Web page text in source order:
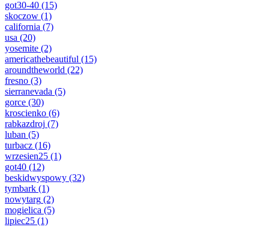
got30-40 (15)
skoczow (1)
california (7)
usa (20)
yosemite (2)
americathebeautiful (15)
aroundtheworld (22)
fresno (3)
sierranevada (5)
gorce (30)
kroscienko (6)
rabkazdroj (7)
luban (5)
turbacz (16)
wrzesien25 (1)
got40 (12)
beskidwyspowy (32)
tymbark (1)
nowytarg (2)
mogielica (5)
lipiec25 (1)